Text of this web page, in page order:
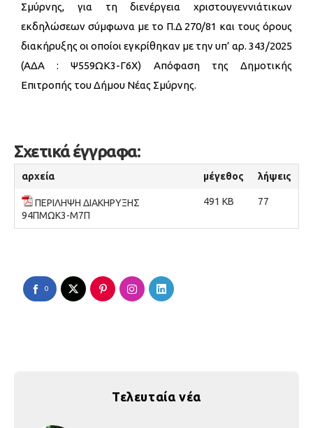
Σμύρνης, για τη διενέργεια χριστουγεννιάτικων
εκδηλώσεων σύμφωνα με το Π.Δ 270/81 και τους όρους
διακήρυξης οι οποίοι εγκρίθηκαν με την υπ’ αρ. 343/2025
(ΑΔΑ : Ψ559ΩΚ3-Γ6Χ) Απόφαση της Δημοτικής
Επιτροπής του Δήμου Νέας Σμύρνης.
Σχετικά έγγραφα:
αρχεία μέγεθος λήψεις
ΠΕΡΙΛΗΨΗ ΔΙΑΚΗΡΥΞΗΣ
94ΠΜΩΚ3-Μ7Π
491 KB 77
0
Τελευταία νέα